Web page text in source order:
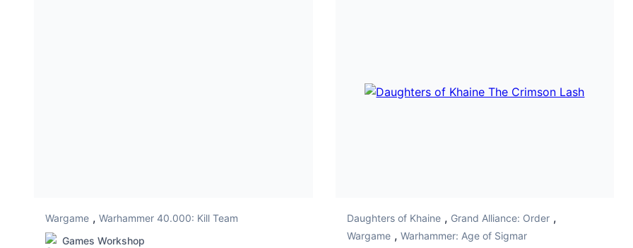
Wargame , Warhammer 40.000: Kill Team
Games Workshop
Daughters of Khaine, Grand Alliance: Order,
Wargame, Warhammer: Age of Sigmar